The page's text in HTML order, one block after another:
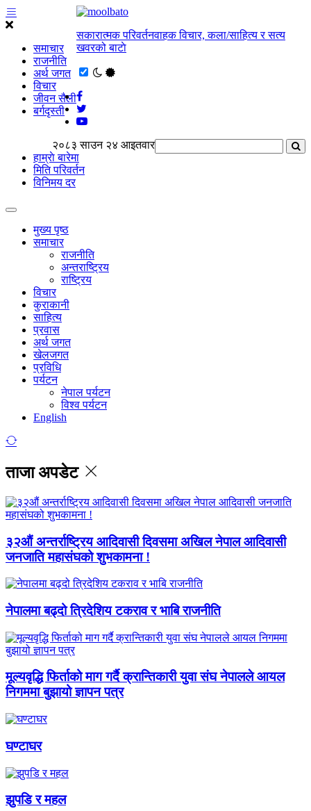
समाचार
राजनीति
अर्थ जगत
विचार
जीवन सैली
बर्गदृस्ती
सकारात्मक परिवर्तनवाहक विचार, कला/साहित्य र सत्य
खवरको बाटाे
२०८३ साउन २४ आइतवार
हाम्राे बारेमा
मिति परिवर्तन
विनिमय दर
मुख्य पृष्ठ
समाचार
राजनीति
अन्तराष्ट्रिय
राष्ट्रिय
विचार
कुराकानी
साहित्य
प्रवास
अर्थ जगत
खेलजगत
प्रविधि
पर्यटन
नेपाल पर्यटन
विश्व पर्यटन
English
ताजा अपडेट
३२औं अन्तर्राष्ट्रिय आदिवासी दिवसमा अखिल नेपाल आदिवासी
जनजाति महासंघको शुभकामना !
नेपालमा बढ्दो त्रिदेशिय टकराव र भाबि राजनीति
मूल्यवृद्धि फिर्ताको माग गर्दै क्रान्तिकारी युवा संघ नेपालले आयल
निगममा बुझायो ज्ञापन पत्र
घण्टाघर
झुपडि र महल